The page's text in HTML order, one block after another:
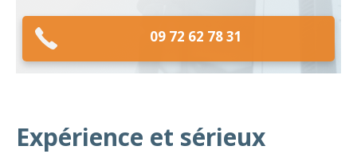
09 72 62 78 31
Expérience et sérieux